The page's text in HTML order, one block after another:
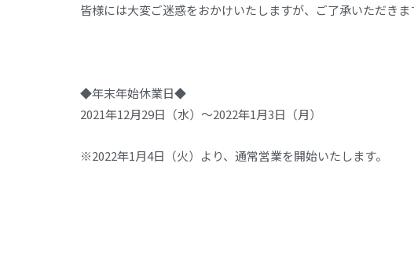
皆様には大変ご迷惑をおかけいたしますが、ご了承いただきま
敬
◆年末年始休業日◆
2021年12月29日（水）～2022年1月3日（月）
※2022年1月4日（火）より、通常営業を開始いたします。